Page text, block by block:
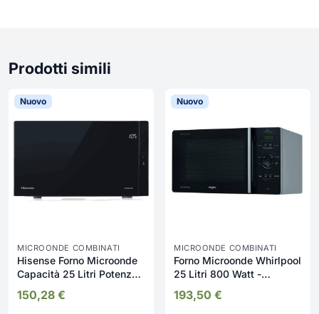
Prodotti simili
Nuovo
MICROONDE COMBINATI
Hisense Forno Microonde
Capacità 25 Litri Potenza
Funzione Scongelamento
150,28 €
Nuovo
MICROONDE COMBINATI
Forno Microonde Whirlpool
25 Litri 800 Watt -
193,50 €